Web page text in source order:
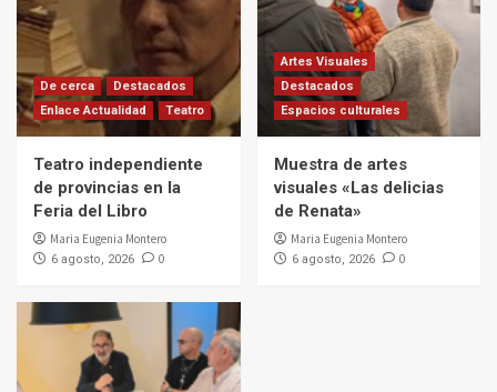
De cerca
Destacados
Enlace Actualidad
Teatro
Teatro independiente
de provincias en la
Feria del Libro
Maria Eugenia Montero
6 agosto, 2026 0
Artes Visuales
Destacados
Espacios culturales
Muestra de artes
visuales «Las delicias
de Renata»
Maria Eugenia Montero
6 agosto, 2026 0